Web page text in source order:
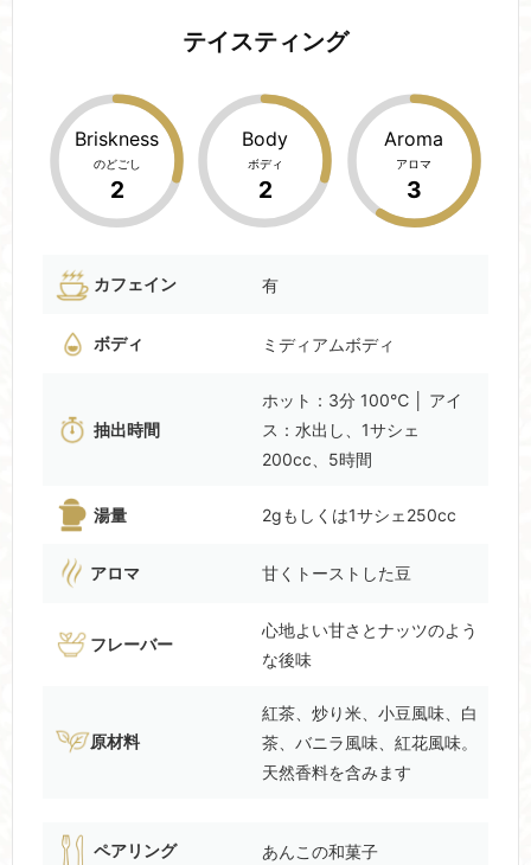
テイスティング
Briskness
のどごし
2
Body
ボディ
2
Aroma
アロマ
3
カフェイン 有
ボディ ミディアムボディ
抽出時間
ホット：3分 100℃ │ アイ
ス：水出し、1サシェ
200cc、5時間
湯量 2gもしくは1サシェ250cc
アロマ 甘くトーストした豆
フレーバー
心地よい甘さとナッツのよう
な後味
原材料
紅茶、炒り米、小豆風味、白
茶、バニラ風味、紅花風味。
天然香料を含みます
ペアリング あんこの和菓子